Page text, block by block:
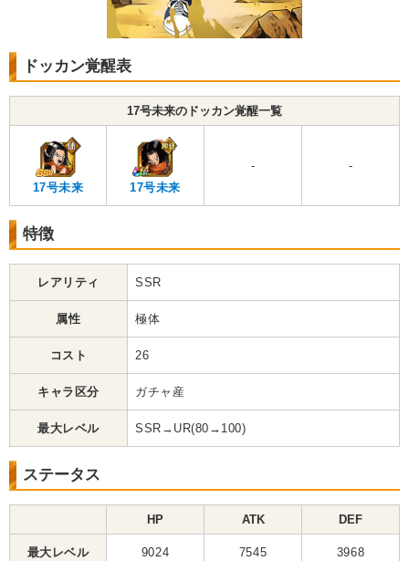
ドッカン覚醒表
17号未来のドッカン覚醒一覧
17号未来 17号未来
- -
特徴
レアリティ SSR
属性 極体
コスト 26
キャラ区分 ガチャ産
最大レベル SSR→UR(80→100)
ステータス
HP ATK DEF
最大レベル 9024 7545 3968